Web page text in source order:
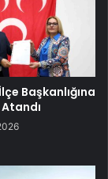
Başkanlığına